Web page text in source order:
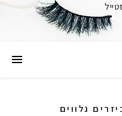
נלווים